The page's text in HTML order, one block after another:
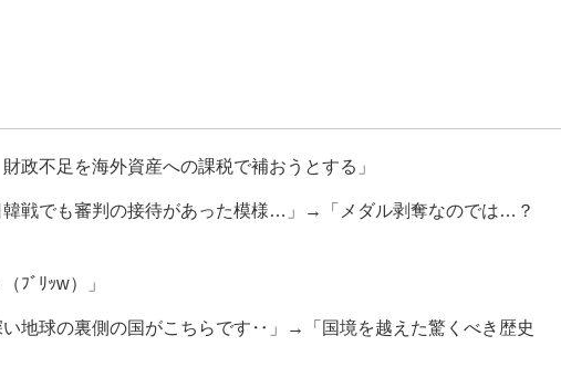
政不足を海外資産への課税で補おうとする」
韓戦でも審判の接待があった模様…」→「メダル剥奪なのでは…？
ﾌﾞﾘｯw）」
地球の裏側の国がこちらです‥」→「国境を越えた驚くべき歴史